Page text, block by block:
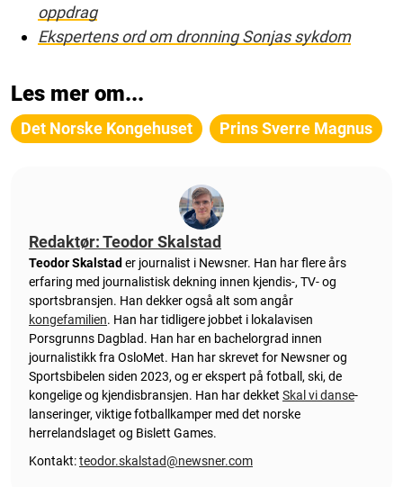
oppdrag
Ekspertens ord om dronning Sonjas sykdom
Les mer om...
Det Norske Kongehuset Prins Sverre Magnus
Redaktør: Teodor Skalstad
Teodor Skalstad er journalist i Newsner. Han har flere års
erfaring med journalistisk dekning innen kjendis-, TV- og
sportsbransjen. Han dekker også alt som angår
kongefamilien. Han har tidligere jobbet i lokalavisen
Porsgrunns Dagblad. Han har en bachelorgrad innen
journalistikk fra OsloMet. Han har skrevet for Newsner og
Sportsbibelen siden 2023, og er ekspert på fotball, ski, de
kongelige og kjendisbransjen. Han har dekket Skal vi danse-
lanseringer, viktige fotballkamper med det norske
herrelandslaget og Bislett Games.
Kontakt:teodor.skalstad@newsner.com